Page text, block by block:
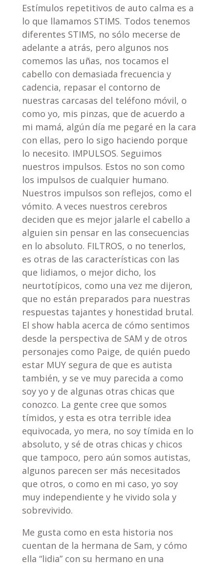
Estímulos repetitivos de auto calma es a
lo que llamamos STIMS. Todos tenemos
diferentes STIMS, no sólo mecerse de
adelante a atrás, pero algunos nos
comemos las uñas, nos tocamos el
cabello con demasiada frecuencia y
cadencia, repasar el contorno de
nuestras carcasas del teléfono móvil, o
como yo, mis pinzas, que de acuerdo a
mi mamá, algún día me pegaré en la cara
con ellas, pero lo sigo haciendo porque
lo necesito. IMPULSOS. Seguimos
nuestros impulsos. Estos no son como
los impulsos de cualquier humano.
Nuestros impulsos son reflejos, como el
vómito. A veces nuestros cerebros
deciden que es mejor jalarle el cabello a
alguien sin pensar en las consecuencias
en lo absoluto. FILTROS, o no tenerlos,
es otras de las características con las
que lidiamos, o mejor dicho, los
neurtotípicos, como una vez me dijeron,
que no están preparados para nuestras
respuestas tajantes y honestidad brutal.
El show habla acerca de cómo sentimos
desde la perspectiva de SAM y de otros
personajes como Paige, de quién puedo
estar MUY segura de que es autista
también, y se ve muy parecida a como
soy yo y de algunas otras chicas que
conozco. La gente cree que somos
tímidos, y esta es otra terrible idea
equivocada, yo mera, no soy tímida en lo
absoluto, y sé de otras chicas y chicos
que tampoco, pero aún somos autistas,
algunos parecen ser más necesitados
que otros, o como en mi caso, yo soy
muy independiente y he vivido sola y
sobrevivido.
Me gusta como en esta historia nos
cuentan de la hermana de Sam, y cómo
ella “lidia” con su hermano en una